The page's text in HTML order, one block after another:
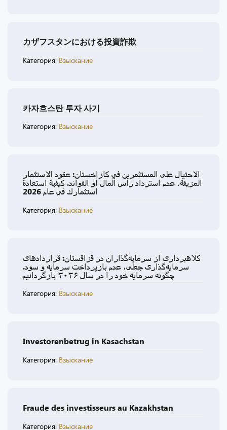
カザフスタンにおける投資詐欺
Категория: Взыскание
카자흐스탄 투자 사기
Категория: Взыскание
الاحتيال على المستثمرين في كازاخستان: عقود الاستثمار
المزيفة، عدم استرداد رأس المال أو الفوائد. كيفية استعادة
استثمارك في عام 2026
Категория: Взыскание
کلاهبرداری از سرمایه‌گذاران در قزاقستان: قراردادهای
سرمایه‌گذاری جعلی، عدم بازپرداخت سرمایه و سود.
چگونه سرمایه خود را در سال ۲۰۲۶ بازگردانیم
Категория: Взыскание
Investorenbetrug in Kasachstan
Категория: Взыскание
Fraude des investisseurs au Kazakhstan
Категория: Взыскание